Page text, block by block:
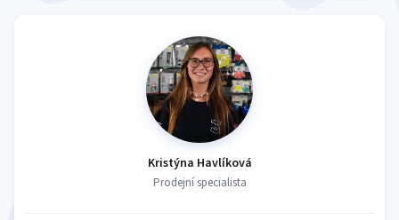
Kristýna Havlíková
Prodejní specialista